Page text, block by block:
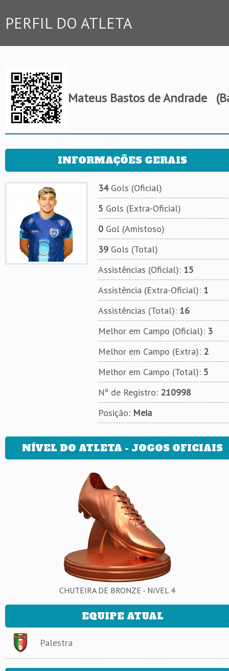
PERFIL DO ATLETA
Mateus Bastos de Andrade
INFORMAÇÕES GERAIS
34Gols (Oficial)
5 Gols (Extra-Oficial)
0Gol (Amistoso)
39Gols (Total)
Assistências (Oficial): 15
Assistência (Extra-Oficial): 1
Assistências (Total): 16
Melhor em Campo (Oficial): 3
Melhor em Campo (Extra): 2
Melhor em Campo (Total): 5
Nº de Registro: 210998
Posição: Meia
NÍVEL DO ATLETA - JOGOS OFICIAIS
CHUTEIRA DE BRONZE - NíVEL 4
EQUIPE ATUAL
Palestra